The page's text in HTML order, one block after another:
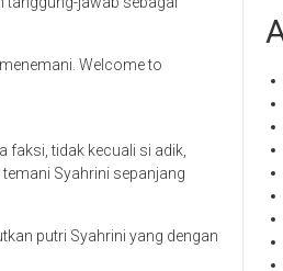
Welcome to
faksi, tidak kecuali si adik,
Syahrini sepanjang
putri Syahrini yang dengan